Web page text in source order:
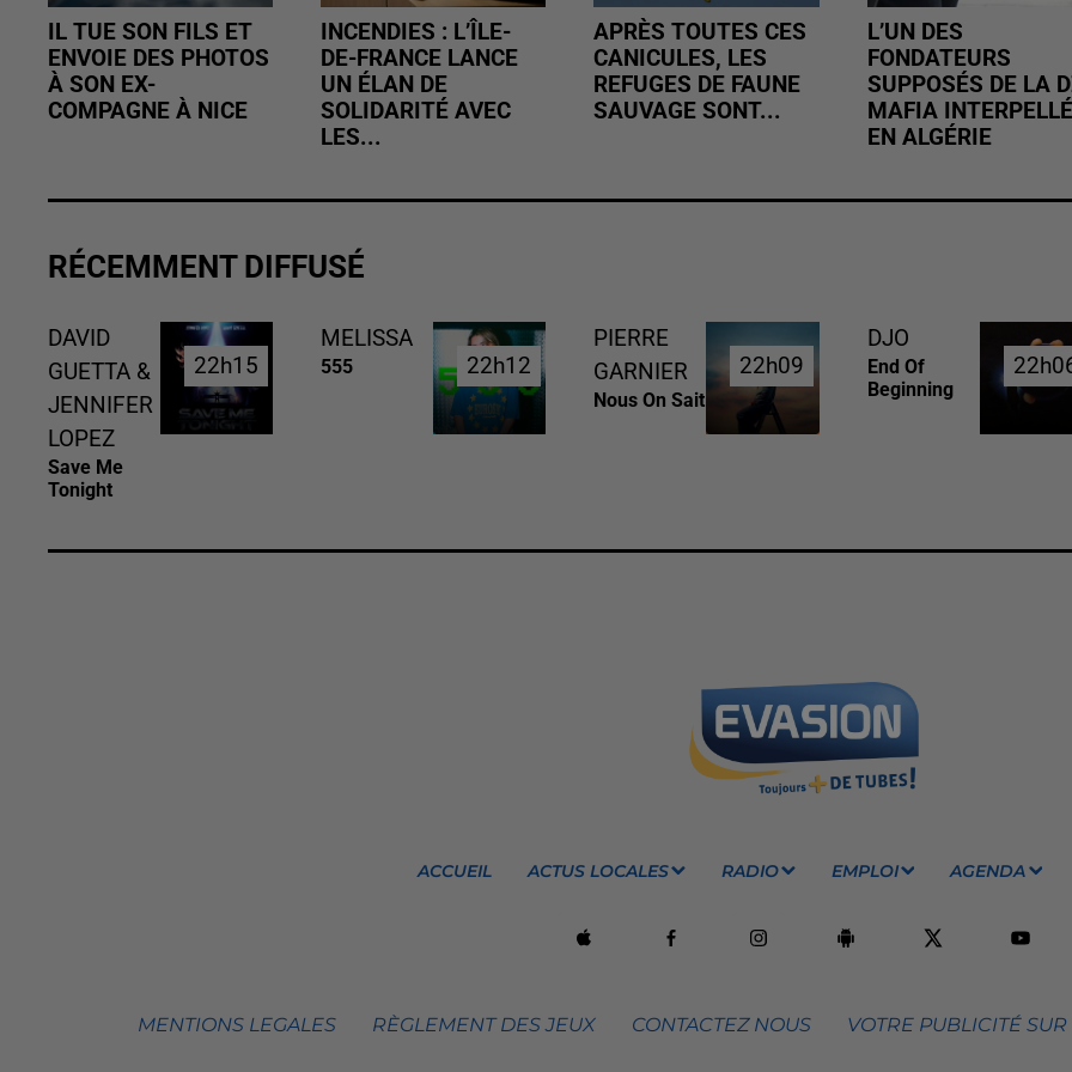
IL TUE SON FILS ET
ENVOIE DES PHOTOS
À SON EX-
COMPAGNE À NICE
INCENDIES : L’ÎLE-
DE-FRANCE LANCE
UN ÉLAN DE
SOLIDARITÉ AVEC
LES...
APRÈS TOUTES CES
CANICULES, LES
REFUGES DE FAUNE
SAUVAGE SONT...
L’UN DES
FONDATEURS
SUPPOSÉS DE LA
MAFIA INTERPELLÉ
EN ALGÉRIE
RÉCEMMENT DIFFUSÉ
DAVID
GUETTA &
JENNIFER
LOPEZ
Save Me
Tonight
22h15
22h15
MELISSA
555 22h12
22h12
PIERRE
GARNIER
Nous On Sait
22h09
22h09
DJO
End Of
Beginning
ACCUEIL ACTUS LOCALES RADIO EMPLOI AGENDA
MENTIONS LEGALES RÈGLEMENT DES JEUX CONTACTEZ NOUS VOTRE PUBLICITÉ